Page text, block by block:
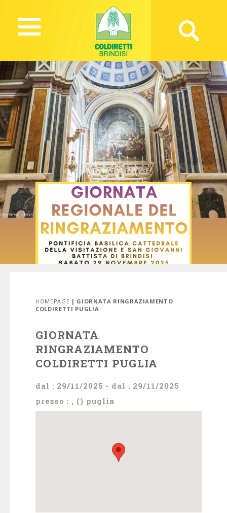
HOMEPAGE | GIORNATA RINGRAZIAMENTO
COLDIRETTI PUGLIA
GIORNATA
RINGRAZIAMENTO
COLDIRETTI PUGLIA
dal : 29/11/2025 - dal : 29/11/2025
presso : , () puglia